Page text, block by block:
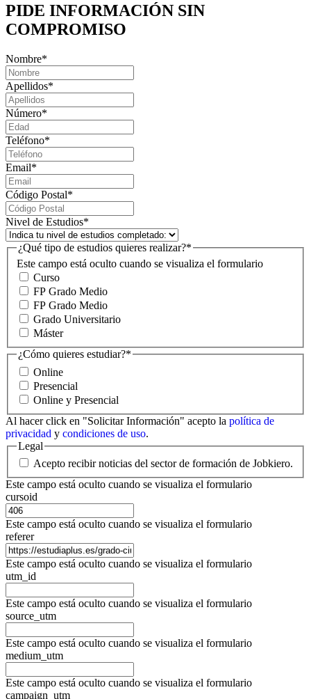
PIDE INFORMACIÓN SIN
COMPROMISO
Nombre*
Apellidos*
Número*
Teléfono*
Email*
Código Postal*
Nivel de Estudios*
Este campo está oculto cuando se visualiza el formulario
¿Qué tipo de estudios quieres realizar?*
Curso
FP Grado Medio
FP Grado Medio
Grado Universitario
Máster
¿Cómo quieres estudiar?*
Online
Presencial
Online y Presencial
Al hacer click en "Solicitar Información" acepto la política de
privacidad y condiciones de uso.
Legal
Acepto recibir noticias del sector de formación de Jobkiero.
Este campo está oculto cuando se visualiza el formulario
cursoid
Este campo está oculto cuando se visualiza el formulario
referer
Este campo está oculto cuando se visualiza el formulario
utm_id
Este campo está oculto cuando se visualiza el formulario
source_utm
Este campo está oculto cuando se visualiza el formulario
medium_utm
Este campo está oculto cuando se visualiza el formulario
campaign_utm